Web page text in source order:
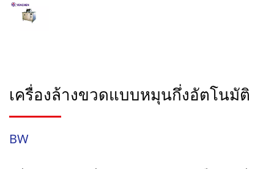
เครื่องล้างขวดแบบหมุนกึ่งอัตโนมัติ
BW